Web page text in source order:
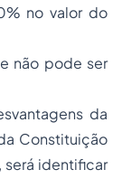
no valor do
não pode ser
da
Constituição
será identificar